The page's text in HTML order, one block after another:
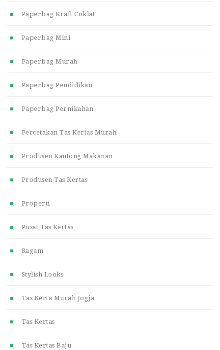
Paperbag Kraft Coklat
Paperbag Mini
Paperbag Murah
Paperbag Pendidikan
Paperbag Pernikahan
Percetakan Tas Kertas Murah
Produsen Kantong Makanan
Produsen Tas Kertas
Properti
Pusat Tas Kertas
Ragam
Stylish Looks
Tas Kerta Murah Jogja
Tas Kertas
Tas Kertas Baju